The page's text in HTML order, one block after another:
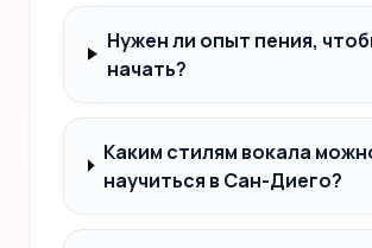
Нужен ли опыт пения,
начать?
Каким стилям вокала
научиться в Сан-Диего?